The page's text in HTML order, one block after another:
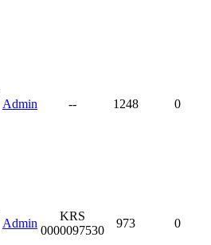
Admin -- 1248 0
Admin
KRS
0000097530
973 0